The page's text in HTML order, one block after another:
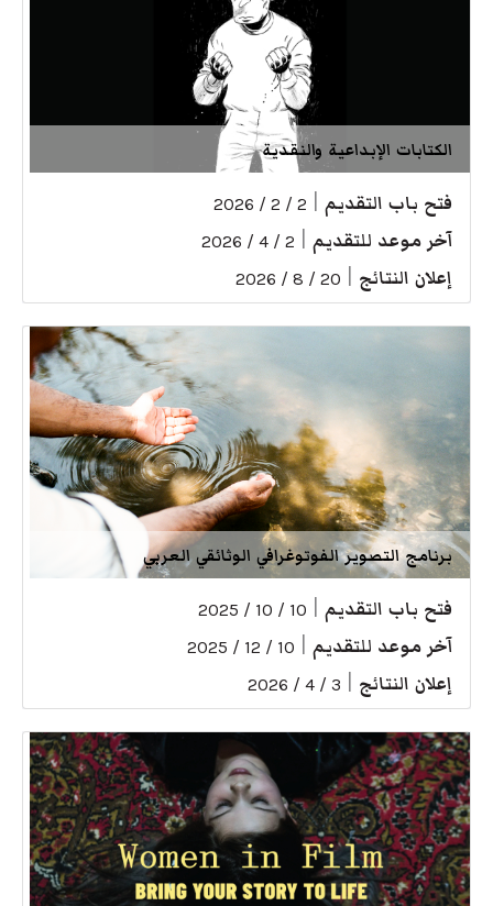
الكتابات الإبداعية والنقدية
فتح باب التقديم 2 / 2 / 2026
آخر موعد للتقديم 2 / 4 / 2026
إعلان النتائج 20 / 8 / 2026
برنامج التصوير الفوتوغرافي الوثائقي العربي
فتح باب التقديم 10 / 10 / 2025
آخر موعد للتقديم 10 / 12 / 2025
إعلان النتائج 3 / 4 / 2026